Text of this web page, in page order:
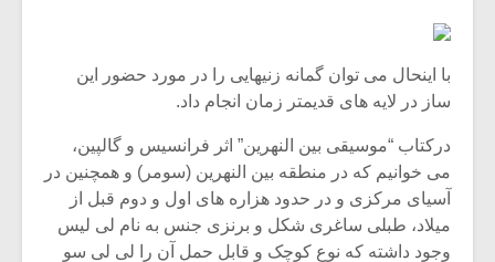
با اینحال می توان گمانه زنیهایی را در مورد حضور این
ساز در لایه های قدیمتر زمان انجام داد.
درکتاب “موسیقی بین النهرین” اثر فرانسیس و گالپین،
می خوانیم که در منطقه بین النهرین (سومر) و همچنین در
آسیای مرکزی و در حدود هزاره های اول و دوم قبل از
میلاد، طبلی ساغری شکل و برنزی جنس به نام لی لیس
وجود داشته که نوع کوچک و قابل حمل آن را لی لی سو
میکلوش روژا